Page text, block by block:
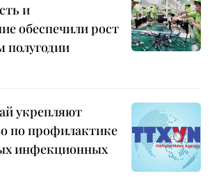
и
обеспечили рост
полугодии
укрепляют
по профилактике
инфекционных